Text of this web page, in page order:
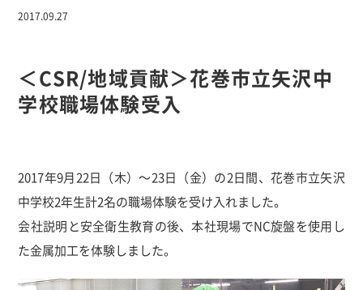
2017.09.27
＜CSR/地域貢献＞花巻市立矢沢中
学校職場体験受入
2017年9月22日（木）～23日（金）の2日間、花巻市立矢沢
中学校2年生計2名の職場体験を受け入れました。
会社説明と安全衛生教育の後、本社現場でNC旋盤を使用し
た金属加工を体験しました。